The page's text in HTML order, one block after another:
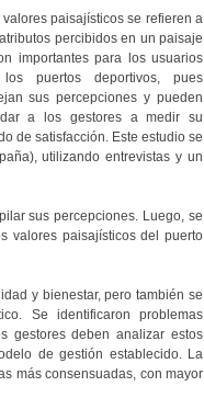
valores paisajísticos se refieren a
percibidos en un paisaje
importantes para los usuarios
puertos deportivos, pues
sus percepciones y pueden
a los gestores a medir su
de satisfacción. Este estudio se
utilizando entrevistas y un
sus percepciones. Luego, se
valores paisajísticos del puerto
y bienestar, pero también se
Se identificaron problemas
gestores deben analizar estos
de gestión establecido. La
más consensuadas, con mayor